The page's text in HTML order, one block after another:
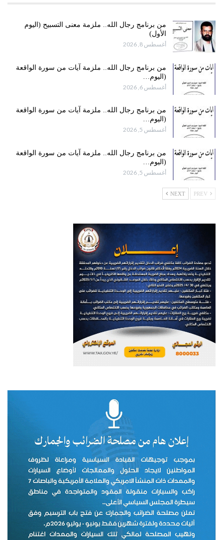
من برنامج رجال الله.. ملزمة معنى التسبيح (اليوم
الأول)
أغسطس 8, 2026
من برنامج رجال الله.. ملزمة آيات من سورة الواقعة
(اليوم…
أغسطس 6, 2026
من برنامج رجال الله.. ملزمة آيات من سورة الواقعة
(اليوم…
أغسطس 5, 2026
من برنامج رجال الله.. ملزمة آيات من سورة الواقعة
(اليوم…
أغسطس 5, 2026
NEXT